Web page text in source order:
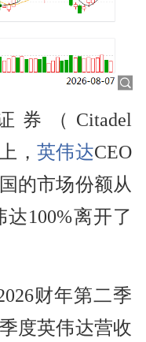
（Citadel
，英伟达CEO
的市场份额从
100%离开了
财年第二季
度英伟达营收